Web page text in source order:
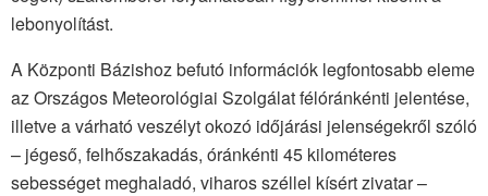
lebonyolítást.
A Központi Bázishoz befutó információk legfontosabb eleme
az Országos Meteorológiai Szolgálat félóránkénti jelentése,
illetve a várható veszélyt okozó időjárási jelenségekről szóló
– jégeső, felhőszakadás, óránkénti 45 kilométeres
sebességet meghaladó, viharos széllel kísért zivatar –